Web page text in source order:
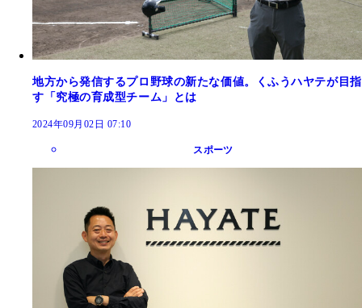
地方から発信するプロ野球の新たな価値。くふうハヤテが目指
す「究極の育成型チーム」とは
2024年09月02日 07:10
スポーツ